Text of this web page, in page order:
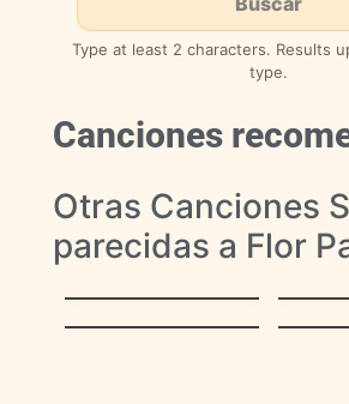
Type at least 2 characters. Results
type.
Canciones
Otras Canciones
parecidas a Flor
Lloraras
Vivir Sin Ella